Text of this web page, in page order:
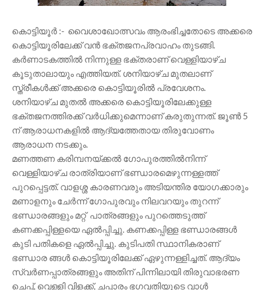
കൊട്ടിയൂർ :- വൈശാഖോത്സവം ആരംഭിച്ചതോടെ അക്കരെ
കൊട്ടിയൂരിലേക്ക് വൻ ഭക്തജനപ്രവാഹം തുടങ്ങി.
കർണാടകത്തിൽ നിന്നുള്ള ഭക്തരാണ് വെള്ളിയാഴ്ച
കൂടുതാലായും എത്തിയത്. ശനിയാഴ്ച മുതലാണ്
സ്ത്രീകൾക്ക് അക്കരെ കൊട്ടിയൂരിൽ പ്രവേശനം.
ശനിയാഴ്ച മുതൽ അക്കരെ കൊട്ടിയൂരിലേക്കുള്ള
ഭക്തജനത്തിരക്ക് വർധിക്കുമെന്നാണ് കരുതുന്നത്. ജൂൺ 5
ന് ആരാധനകളിൽ ആദ്യത്തേതായ തിരുവോണം
ആരാധന നടക്കും.
മണത്തണ കരിമ്പനയ്ക്കൽ ഗോപുരത്തിൽനിന്ന്
വെള്ളിയാഴ്ച രാത്രിയാണ് ഭണ്ഡാരമെഴുന്നള്ളത്ത്
പുറപ്പെട്ടത്. വാളശ്ശ കാരണവരും അടിയന്തിര യോഗക്കാരും
മണാളനും ചേർന്ന് ഗോപുരവും നിലവറയും തുറന്ന്
ഭണ്ഡാരങ്ങളും മറ്റ് പാത്രങ്ങളും പുറത്തെടുത്ത്
കണക്കപ്പിള്ളയെ ഏൽപ്പിച്ചു. കണക്കപ്പിള്ള ഭണ്ഡാരങ്ങൾ
കുടി പതികളെ ഏൽപ്പിച്ചു. കുടിപതി സ്ഥാനികരാണ്
ഭണ്ഡാര ങ്ങൾ കൊട്ടിയൂരിലേക്ക് ഏഴുന്നള്ളിച്ചത്. ആദ്യം
സ്വർണപ്പാത്രങ്ങളും അതിന് പിന്നിലായി തിരുവാഭരണ
ചെപ്പ്, വെള്ളി വിളക്ക്, ചപ്പാരം ഭഗവതിയുടെ വാൾ